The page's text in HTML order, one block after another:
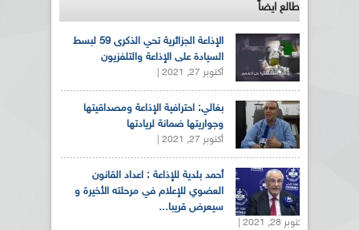
طالع ايضاً
الإذاعة الجزائرية تحي الذكرى 59 لبسط
السيادة على الإذاعة والتلفزيون
أكتوبر 27, 2021 |
بغالي: احترافية الإذاعة ومصداقيتها
وجواريتها ضمانة لريادتها
أكتوبر 27, 2021 |
أحمد بلدية للإذاعة : اعداد القانون
العضوي للإعلام في مرحلته الأخيرة و
سيعرض قريبا...
أكتوبر 28, 2021 |